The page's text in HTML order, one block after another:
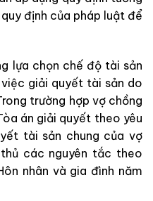
định của pháp luật để
lựa chọn chế độ tài sản
giải quyết tài sản do
trường hợp vợ chồng
án giải quyết theo yêu
tài sản chung của vợ
các nguyên tắc theo
nhân và gia đình năm